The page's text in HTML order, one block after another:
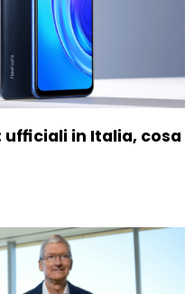
ufficiali in Italia, cosa